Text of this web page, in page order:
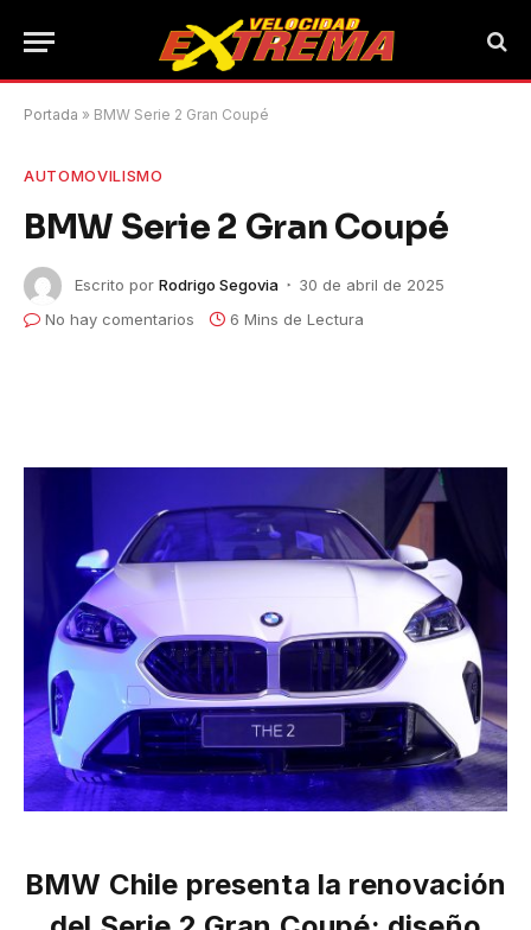
Portada » BMW Serie 2 Gran Coupé
AUTOMOVILISMO
BMW Serie 2 Gran Coupé
Escrito por Rodrigo Segovia
30 de abril de 2025
No hay comentarios
6 Mins de Lectura
BMW Chile presenta la renovación